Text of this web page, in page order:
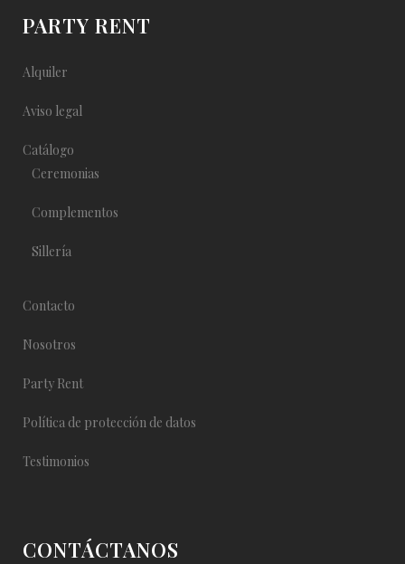
PARTY RENT
Alquiler
Aviso legal
Catálogo
Ceremonias
Complementos
Sillería
Contacto
Nosotros
Party Rent
Política de protección de datos
Testimonios
CONTÁCTANOS